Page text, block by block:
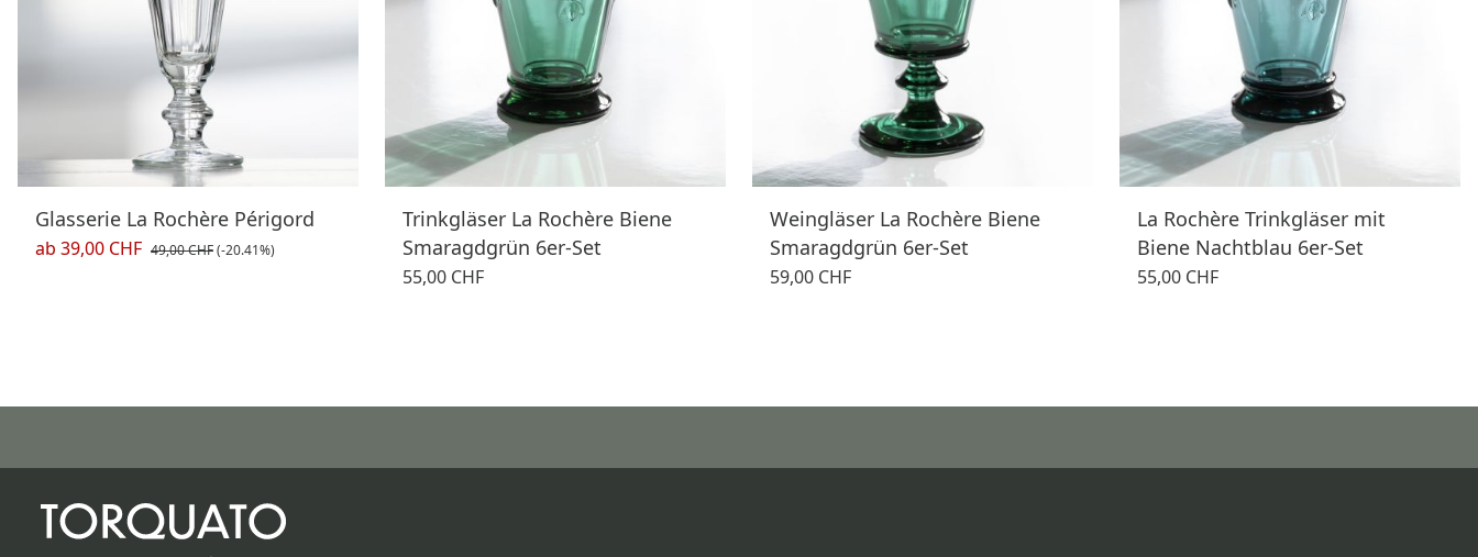
Glasserie La Rochère Périgord
ab 39,00 CHF 49,00 CHF(-20.41%)
Trinkgläser La Rochère Biene
Smaragdgrün 6er-Set
55,00 CHF
Weingläser La Rochère Biene
Smaragdgrün 6er-Set
59,00 CHF
La Rochère Trinkgläser mit
Biene Nachtblau 6er-Set
55,00 CHF